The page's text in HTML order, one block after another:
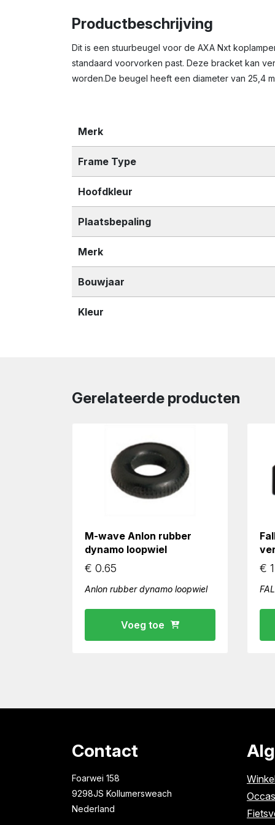
Productbeschrijving
Dit is een stuurbeugel voor de AXA Nxt
standaard voorvorken past. Deze bracket kan
worden.De beugel heeft een diameter van 25,4
Merk
Frame Type
Hoofdkleur
Plaatsbepaling
Merk
Bouwjaar
Kleur
Gerelateerde producten
M-wave Anlon rubber
dynamo loopwiel
€ 0.65
Anlon rubber dynamo loopwiel
Voeg toe
€
Contact
Foarwei 158
9298JS Kollumersweach
Nederland